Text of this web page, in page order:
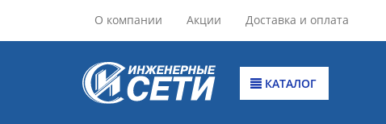
О компании Акции Доставка и оплата
КАТАЛОГ